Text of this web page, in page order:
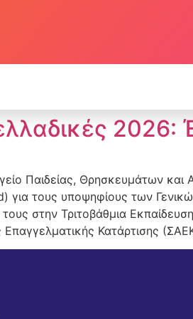
2026:
Παιδείας, Θρησκευμάτων και
για τους υποψηφίους των
στην Τριτοβάθμια
Επαγγελματικής Κατάρτισης